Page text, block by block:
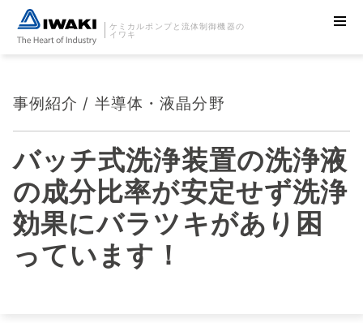
ケミカルポンプと流体制御機器の
イワキ
事例紹介 / 半導体・液晶分野
バッチ式洗浄装置の洗浄液
の成分比率が安定せず洗浄
効果にバラツキがあり困
っています！